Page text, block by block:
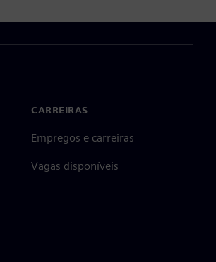
CARREIRAS
Empregos e carreiras
Vagas disponíveis